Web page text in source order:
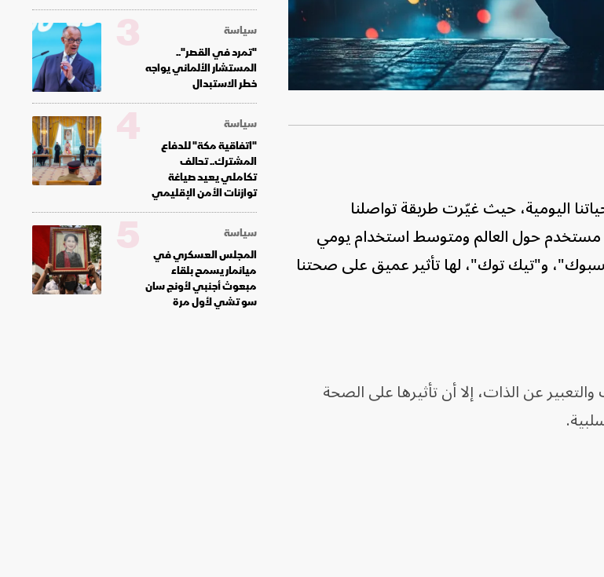
اليومية، حيث غيّرت طريقة تواصلنا
ومع وجود ما يقارب 5 مليارات مستخدم حول العالم ومتوسط استخدام يومي
و"تيك توك"، لها تأثير عميق على صحتنا
عن الذات، إلا أن تأثيرها على الصحة
سياسة
"تمرد في القصر"..
المستشار الألماني يواجه
خطر الاستبدال
3
سياسة
"اتفاقية مكة" للدفاع
المشترك.. تحالف
تكاملي يعيد صياغة
توازنات الأمن الإقليمي
4
سياسة
المجلس العسكري في
ميانمار يسمح بلقاء
مبعوث أجنبي لأونج سان
سو تشي لأول مرة
5